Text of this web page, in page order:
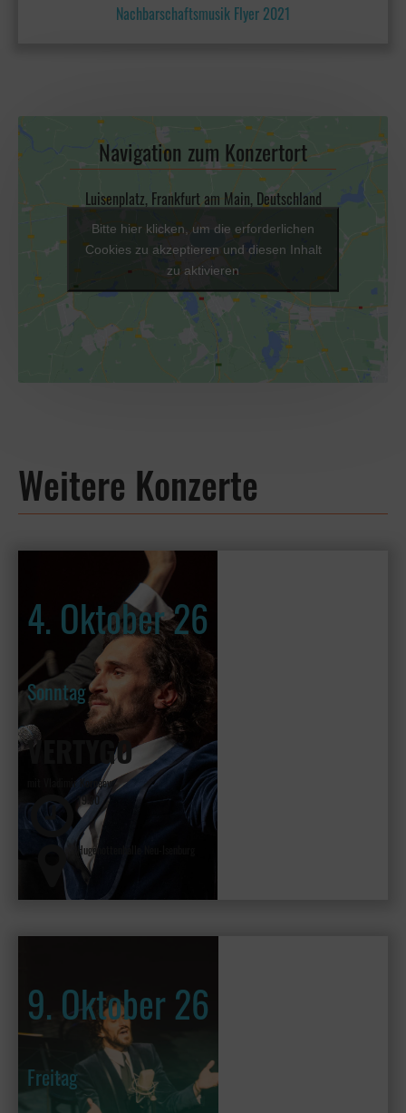
Nachbarschaftsmusik Flyer 2021
Navigation zum Konzertort
Luisenplatz, Frankfurt am Main, Deutschland
Bitte hier klicken, um die erforderlichen
Cookies zu akzeptieren und diesen Inhalt
zu aktivieren
Weitere Konzerte
4. Oktober 26
Sonntag
VERTYGO
mit Vladimir Kornéev
19:30
Hugenottenhalle Neu-Isenburg
9. Oktober 26
Freitag